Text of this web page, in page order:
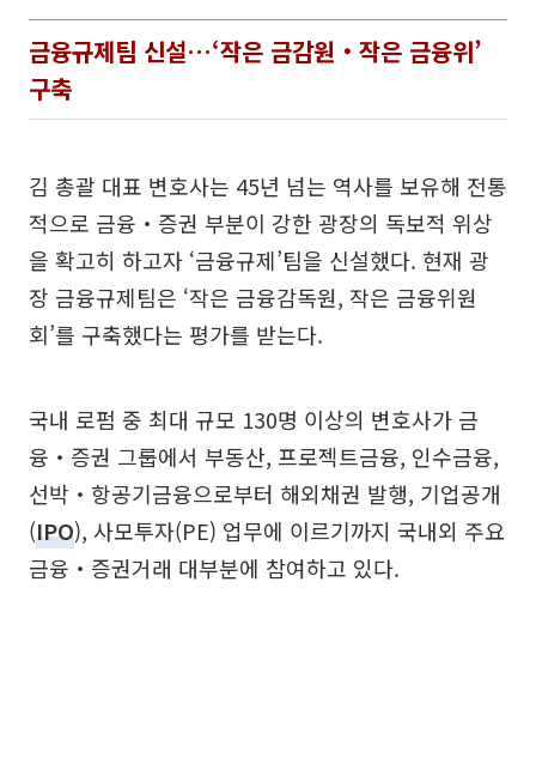
금융규제팀 신설…‘작은 금감원‧작은 금융위’
구축
김 총괄 대표 변호사는 45년 넘는 역사를 보유해 전통
적으로 금융‧증권 부분이 강한 광장의 독보적 위상
을 확고히 하고자 ‘금융규제’팀을 신설했다. 현재 광
장 금융규제팀은 ‘작은 금융감독원, 작은 금융위원
회’를 구축했다는 평가를 받는다.
국내 로펌 중 최대 규모 130명 이상의 변호사가 금
융‧증권 그룹에서 부동산, 프로젝트금융, 인수금융,
선박‧항공기금융으로부터 해외채권 발행, 기업공개
(IPO), 사모투자(PE) 업무에 이르기까지 국내외 주요
금융‧증권거래 대부분에 참여하고 있다.